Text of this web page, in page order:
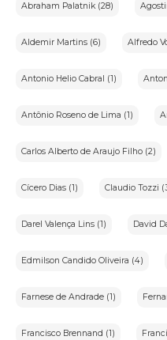
Abraham Palatnik (28)
Aldemir Martins (6) Alfredo
Antonio Helio Cabral (1)
Antônio Roseno de Lima (1)
Carlos Alberto de Araujo Filho (2)
Cícero Dias (1) Claudio Tozzi
Darel Valença Lins (1) David
Edmilson Candido Oliveira (4)
Farnese de Andrade (1)
Francisco Brennand (1)